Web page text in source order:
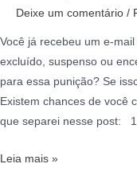
Deixe um comentário /
Você já recebeu um e-
excluído, suspenso ou
para essa punição? Se
Existem chances de você
que separei nesse post:
Leia mais »